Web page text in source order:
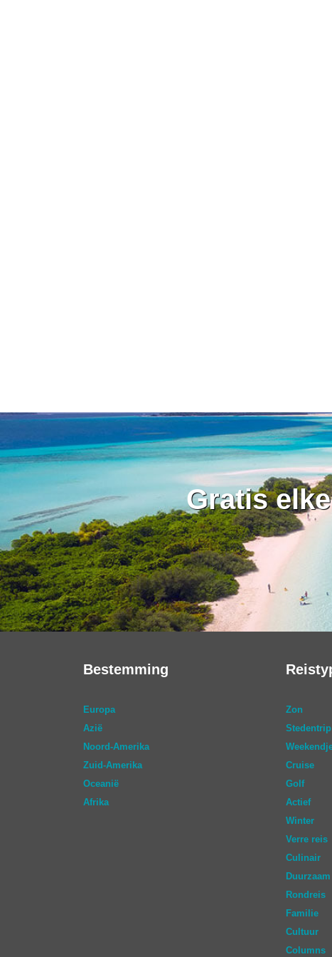
Gratis
Bestemming
Europa
Azië
Noord-Amerika
Zuid-Amerika
Oceanië
Afrika
Zon
Stedentrip
Cruise
Golf
Actief
Winter
Verre reis
Culinair
Duurzaam
Rondreis
Familie
Cultuur
Columns